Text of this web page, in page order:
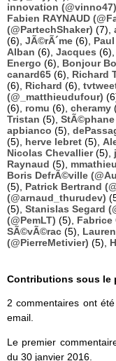
innovation (@vinno47)
Fabien RAYNAUD
(@PartechShaker) (7),
(6), JÃ©rÃ´me (6), Paul
Alban (6), Jacques (6),
Energo (6), Bonjour
canard65 (6), Richard
(6), Richard (6),
(@_matthieudufour)
(6), romu (6), cheramy
Tristan (5), StÃ©phane
apbianco (5),
(5), herve lebret (5),
Nicolas Chevallier(5),
Raynaud (5),
Boris DefrÃ©ville
(5), Patrick Bertrand
(@arnaud_thurudev)
(5), Stanislas Segard
(@PemLT) (5), Fabrice
SÃ©vÃ©rac (5),
(@PierreMetivier) (5),
Contributions sous le
2 commentaires ont
email.
Le premier
du 30 janvier 2016.